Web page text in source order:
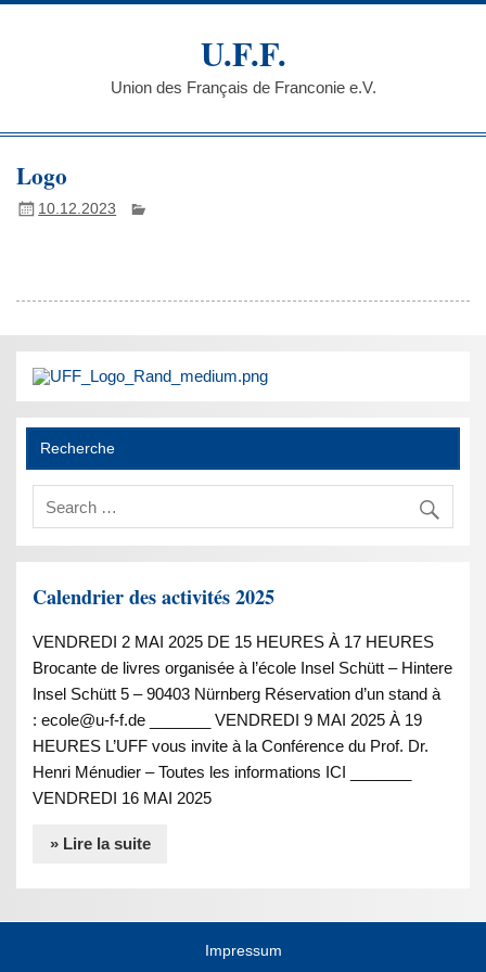
Skip
U.F.F.
Union des Français de Franconie e.V.
Logo
10.12.2023
Recherche
Calendrier des activités 2025
VENDREDI 2 MAI 2025 DE 15 HEURES À 17 HEURES
Brocante de livres organisée à l’école Insel Schütt – Hintere
Insel Schütt 5 – 90403 Nürnberg Réservation d’un stand à
: ecole@u-f-f.de _______ VENDREDI 9 MAI 2025 À 19
HEURES L’UFF vous invite à la Conférence du Prof. Dr.
Henri Ménudier – Toutes les informations ICI _______
VENDREDI 16 MAI 2025
» Lire la suite
Impressum